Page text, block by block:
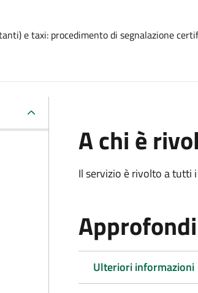
e taxi: procedimento di segnalazione
A chi è
Il servizio è rivolto a tutti
Ulteriori informazioni